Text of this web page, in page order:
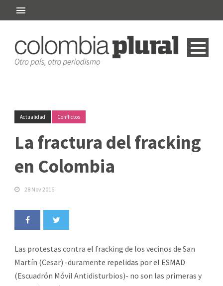
Actualidad Conflictos
La fractura del fracking
en Colombia
28 Nov 2016
Las protestas contra el fracking de los vecinos de San
Martín (Cesar) -duramente repelidas por el ESMAD
(Escuadrón Móvil Antidisturbios)- no son las primeras y